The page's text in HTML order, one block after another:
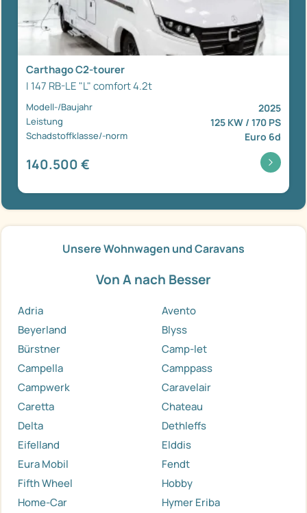
Carthago C2-tourer
I 147 RB-LE "L" comfort 4.2t
Modell-/Baujahr 2025
Leistung 125 KW / 170 PS
Schadstoffklasse/-norm Euro 6d
140.500 €
Unsere Wohnwagen und Caravans
Von A nach Besser
Adria
Avento
Beyerland
Blyss
Bürstner
Camp-let
Campella
Camppass
Campwerk
Caravelair
Caretta
Chateau
Delta
Dethleffs
Eifelland
Elddis
Eura Mobil
Fendt
Fifth Wheel
Hobby
Home-Car
Hymer Eriba